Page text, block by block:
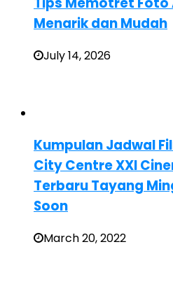
Menarik dan Mudah
July 14, 2026
Kumpulan Jadwal
City Centre XXI
Terbaru Tayang
Soon
March 20, 2022